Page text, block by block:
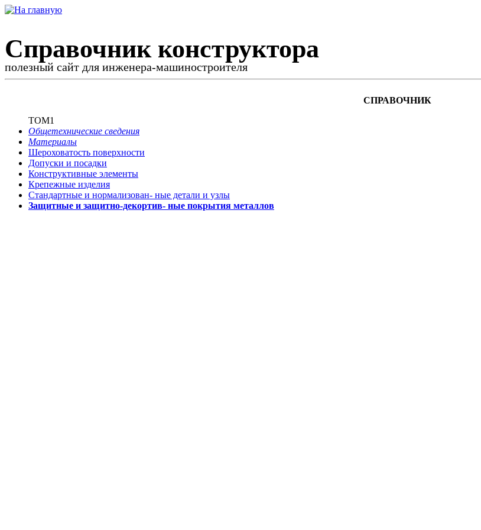
Справочник конструктора
полезный сайт для инженера-машиностроителя
СПРАВОЧНИК
ТОМ1
Общетехнические сведения
Материалы
Шероховатость поверхности
Допуски и посадки
Конструктивные элементы
Крепежные изделия
Стандартные и нормализован- ные детали и узлы
Защитные и защитно-декортив- ные покрытия металлов